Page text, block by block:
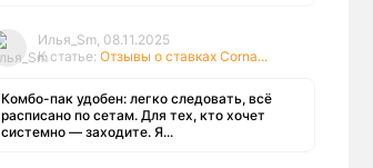
Илья_Sm, 08.11.2025
К статье: Отзывы о ставках Corna...
Комбо-пак удобен: легко следовать, всё
расписано по сетам. Для тех, кто хочет
системно — заходите. Я...